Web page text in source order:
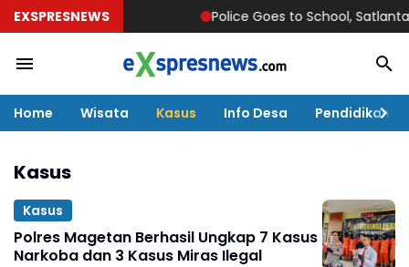
EXSPRESNEWS Police Goes to School, Satlantas
Home Wisata Kasus Info Desa Pendidikan
Kasus
Kasus
Polres Magetan Berhasil Ungkap 7 Kasus
Narkoba dan 3 Kasus Miras Ilegal